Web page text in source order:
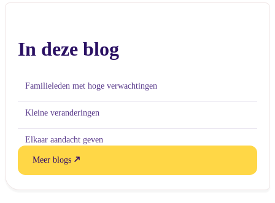
In deze blog
Familieleden met hoge verwachtingen
Kleine veranderingen
Elkaar aandacht geven
Meer blogs